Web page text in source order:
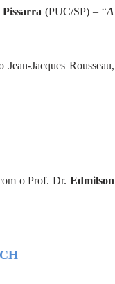
(PUC/SP) – “A
Jacques Rousseau,
o Prof. Dr.Edmilson